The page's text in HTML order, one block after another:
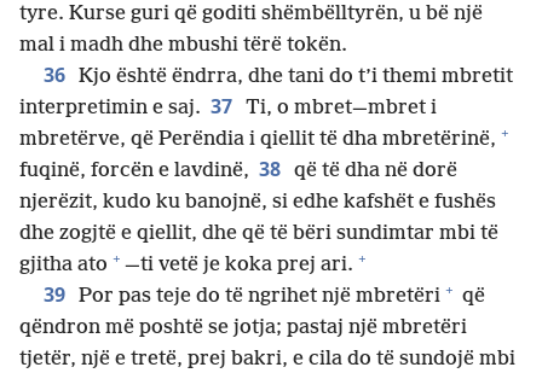
tyre. Kurse guri që goditi shëmbëlltyrën, u bë një
mal i madh dhe mbushi tërë tokën.
36 Kjo është ëndrra, dhe tani do t’i themi mbretit
interpretimin e saj. 37 Ti, o mbret​—mbret i
mbretërve, që Perëndia i qiellit të dha mbretërinë, +
fuqinë, forcën e lavdinë, 38 që të dha në dorë
njerëzit, kudo ku banojnë, si edhe kafshët e fushës
dhe zogjtë e qiellit, dhe që të bëri sundimtar mbi të
gjitha ato + —​ti vetë je koka prej ari. +
39 Por pas teje do të ngrihet një mbretëri + që
qëndron më poshtë se jotja; pastaj një mbretëri
tjetër, një e tretë, prej bakri, e cila do të sundojë mbi